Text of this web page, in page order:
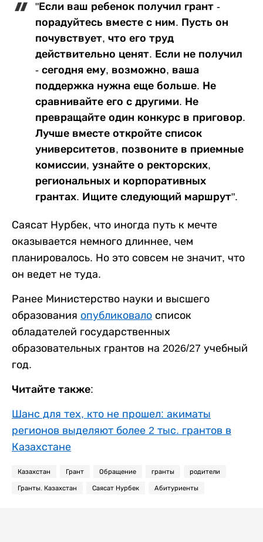
"Если ваш ребенок получил грант -
порадуйтесь вместе с ним. Пусть он
почувствует, что его труд
действительно ценят. Если не получил
- сегодня ему, возможно, ваша
поддержка нужна еще больше. Не
сравнивайте его с другими. Не
превращайте один конкурс в приговор.
Лучше вместе откройте список
университетов, позвоните в приемные
комиссии, узнайте о ректорских,
региональных и корпоративных
грантах. Ищите следующий маршрут".
Саясат Нурбек, что иногда путь к мечте
оказывается немного длиннее, чем
планировалось. Но это совсем не значит, что
он ведет не туда.
Ранее Министерство науки и высшего
образования опубликовало список
обладателей государственных
образовательных грантов на 2026/27 учебный
год.
Читайте также:
Шанс для тех, кто не прошел: акиматы
регионов выделяют более 2 тыс. грантов в
Казахстане
Казахстан Грант Обращение гранты родители
Гранты. Казахстан Саясат Нурбек Абитуриенты